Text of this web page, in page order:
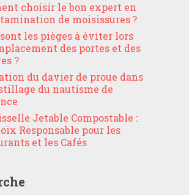
choisir le bon expert en
de moisissures ?
les pièges à éviter lors
des portes et des
?
du davier de proue dans
du nautisme de
Jetable Compostable :
Responsable pour les
et les Cafés